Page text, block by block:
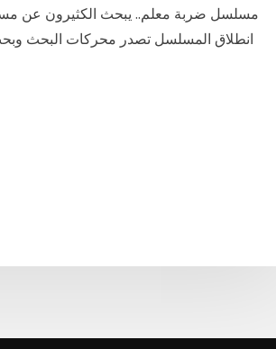
مسلسل ضربة معلم.. يبحث الكثيرون عن
انطلاق المسلسل تصدر محركات البحث